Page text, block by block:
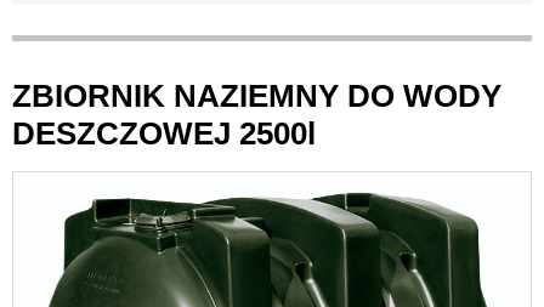
ZBIORNIK NAZIEMNY DO WODY
DESZCZOWEJ 2500l